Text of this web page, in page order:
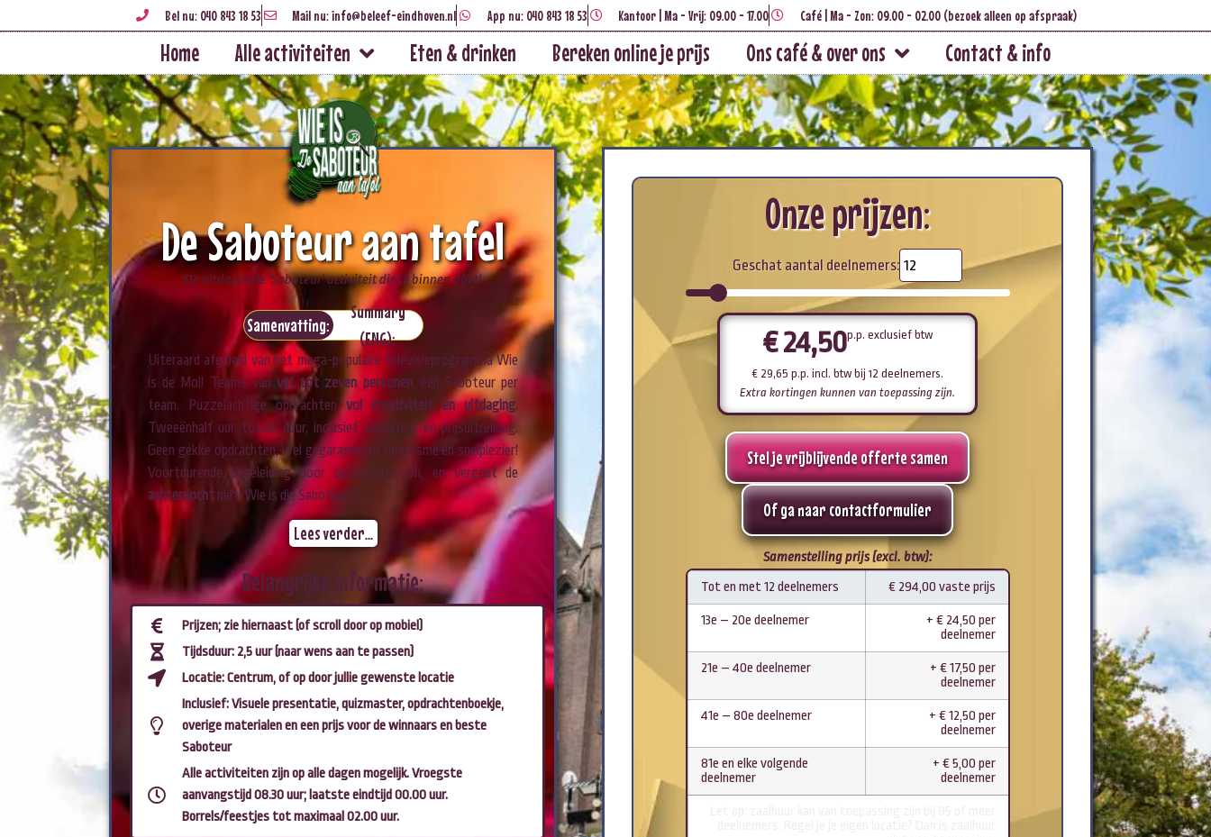
Bel nu: 040 843 18 53 Mail nu: info@beleef-eindhoven.nl App nu: 040 843 18 53 Kantoor | Ma - Vrij: 09.00 - 17.00 Café | Ma - Zon: 09.00 - 02.00 (bezoek alleen op afspraak)
Home Alle activiteiten Eten & drinken Bereken online je prijs Ons café & over ons Contact & info
De Saboteur aan tafel
De uitdagende 'Saboteur' activiteit die je binnen doet!
Samenvatting:
Summary
(ENG):
Uiteraard afgeleid van het mega-populaire televisieprogramma Wie
is de Mol! Teams vanvijf tot zeven personen, één Saboteur per
team. Puzzelachtige opdrachtenvol creativiteit en uitdaging.
Tweeënhalf uur totale duur, inclusief speluitleg en prijsuitreiking.
Geen gekke opdrachten, wel gegarandeerd fanatisme en spelplezier!
Voortdurende begeleiding door quizmaster. Oh, en vergeet de
achterdochtniet! Wie is die Saboteur?
Lees verder...
Belangrijke informatie:
Prijzen; zie hiernaast (of scroll door op mobiel)
Tijdsduur: 2,5 uur (naar wens aan te passen)
Locatie: Centrum, of op door jullie gewenste locatie
Inclusief: Visuele presentatie, quizmaster, opdrachtenboekje,
overige materialen en een prijs voor de winnaars en beste
Saboteur
Alle activiteiten zijn op alle dagen mogelijk. Vroegste
aanvangstijd 08.30 uur; laatste eindtijd 00.00 uur.
Borrels/feestjes tot maximaal 02.00 uur.
Onze prijzen:
Geschat aantal deelnemers:
€24,50p.p. exclusief btw
€ 29,65 p.p. incl. btw bij 12 deelnemers.
Extra kortingen kunnen van toepassing zijn.
Stel je vrijblijvende offerte samen
Of ga naar contactformulier
Samenstelling prijs (excl. btw):
Tot en met 12 deelnemers
€ 294,00 vaste prijs
13e – 20e deelnemer
+ € 24,50 per
deelnemer
21e – 40e deelnemer
+ € 17,50 per
deelnemer
41e – 80e deelnemer
+ € 12,50 per
deelnemer
81e en elke volgende
deelnemer
+ € 5,00 per
deelnemer